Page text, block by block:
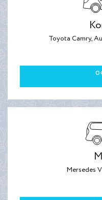
Toyota Camry,
Mersedes